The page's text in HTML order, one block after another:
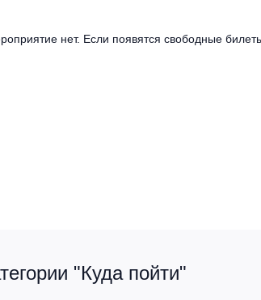
нет. Если появятся свободные
"Куда пойти"